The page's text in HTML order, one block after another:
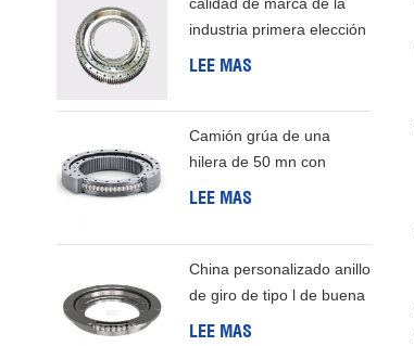
industria primera elección
rodamiento de rodillos
LEE MAS
Camión grúa de una
hilera de 50 mn con
cojinete giratorio
LEE MAS
China personalizado anillo
de giro de tipo l de buena
calidad
LEE MAS